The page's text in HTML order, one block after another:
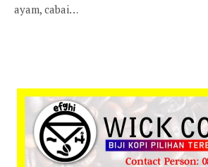
ayam, cabai…